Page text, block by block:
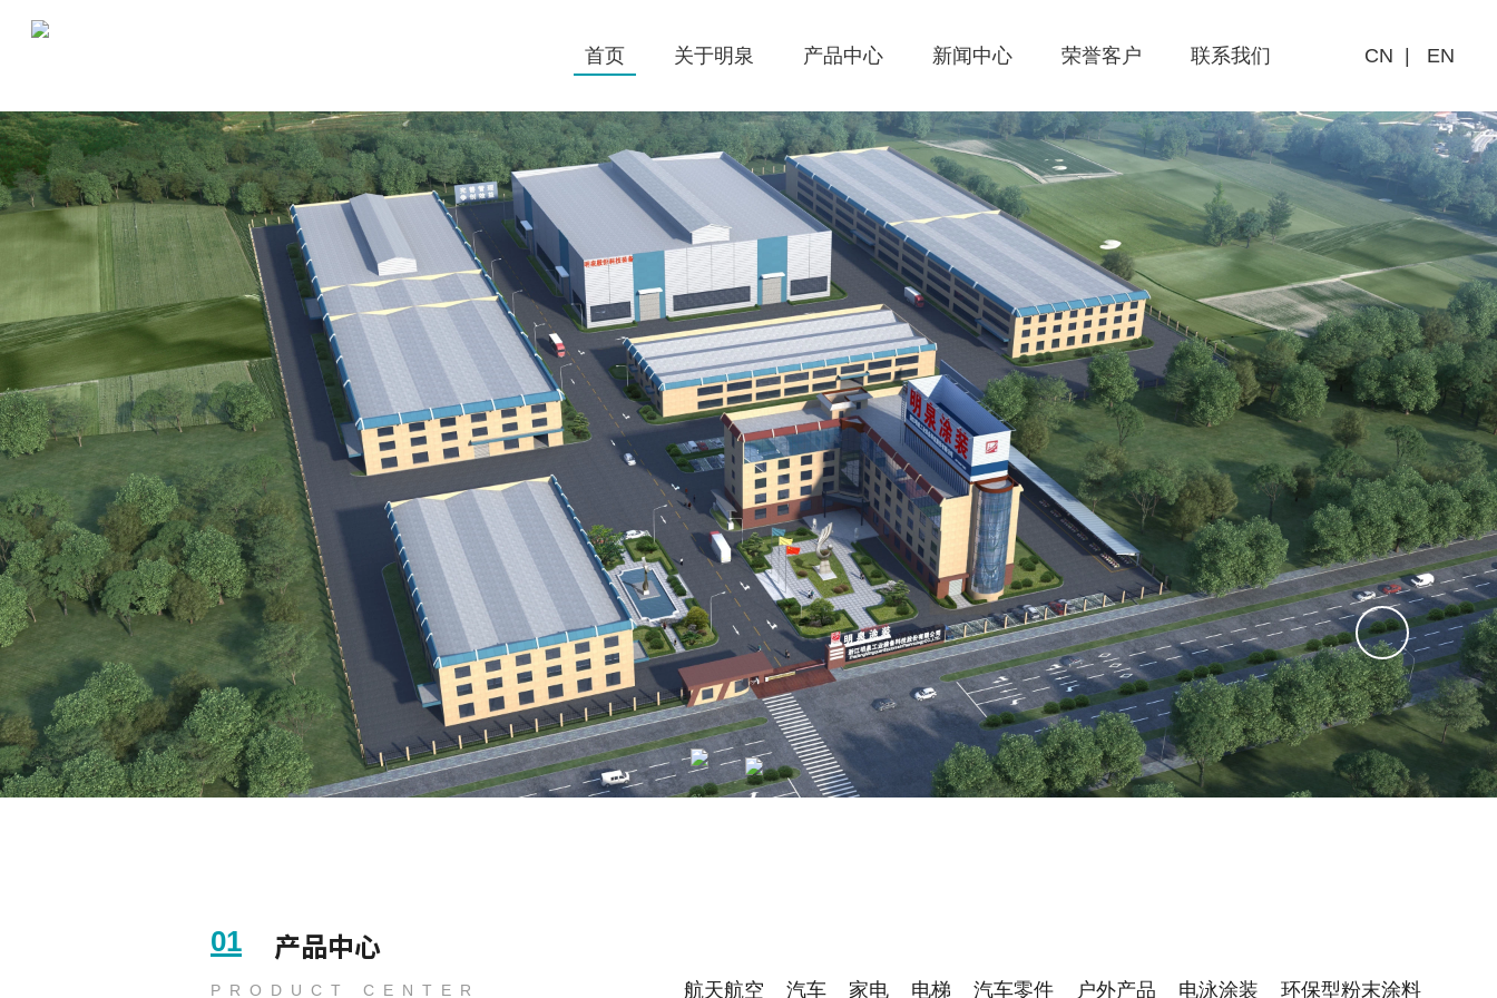
首页
产品中心
关于明泉
我们的服务
新闻中心
合作客户
关于明泉
公司介绍
领导关怀
董事长致辞
发展历程
公司荣誉
党政工团
产品中心
航空、航天
汽车、农机、汽配
汽车零件、轨道交通
家电、电气开关、灯具
电梯、工程机械
户外产品、积放链输送系统
电泳涂装、环保工程设备
环保型粉末涂料
精密钣金制造
环保与水处理
新闻中心 荣誉客户 联系我们
联系方式
全球客户分布
CN EN
01 产品中心
PRODUCT CENTER 航天航空 汽车 家电 电梯 汽车零件 户外产品 电泳涂装 环保型粉末涂料